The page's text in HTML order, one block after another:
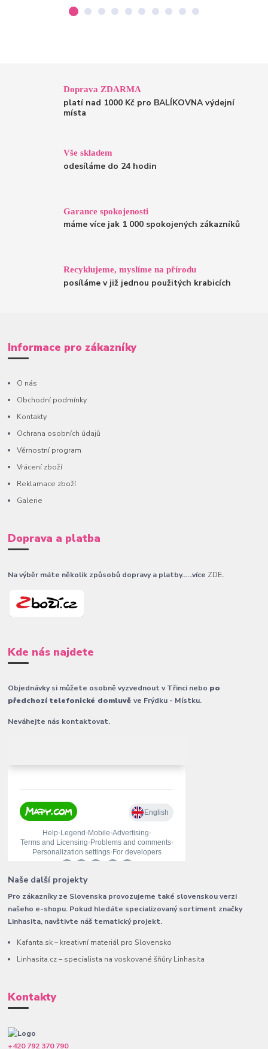
Doprava ZDARMA
platí nad 1000 Kč pro BALÍKOVNA výdejní
místa
Vše skladem
odesíláme do 24 hodin
Garance spokojenosti
máme více jak 1 000 spokojených zákazníků
Recyklujeme, myslíme na přírodu
posíláme v již jednou použitých krabicích
Informace pro zákazníky
O nás
Obchodní podmínky
Kontakty
Ochrana osobních údajů
Věrnostní program
Vrácení zboží
Reklamace zboží
Galerie
Doprava a platba
Na výběr máte několik způsobů dopravy a platby......více ZDE.
Kde nás najdete
Objednávky si můžete osobně vyzvednout v Třinci nebo po
předchozí telefonické domluvěve Frýdku - Místku.
Neváhejte nás kontaktovat.
Naše další projekty
Pro zákazníky ze Slovenska provozujeme také slovenskou verzi
našeho e-shopu. Pokud hledáte specializovaný sortiment značky
Linhasita, navštivte náš tematický projekt.
Kafanta.sk – kreativní materiál pro Slovensko
Linhasita.cz – specialista na voskované šňůry Linhasita
Kontakty
+420 792 370 790